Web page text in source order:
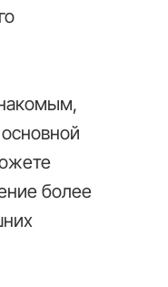
более